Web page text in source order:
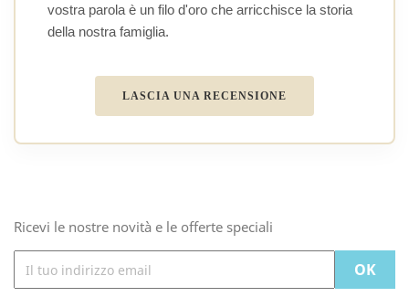
vostra parola è un filo d'oro che arricchisce la storia
della nostra famiglia.
LASCIA UNA RECENSIONE
Ricevi le nostre novità e le offerte speciali